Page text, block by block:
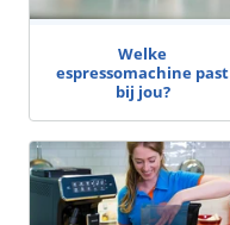
Welke
espressomachine past
bij jou?